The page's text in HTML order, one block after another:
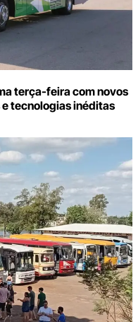
terça-feira com novos
tecnologias inéditas